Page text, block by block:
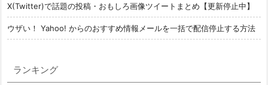
X(Twitter)で話題の投稿・おもしろ画像ツイートまとめ【更新停止中】
ウザい！ Yahoo! からのおすすめ情報メールを一括で配信停止する方法
ランキング